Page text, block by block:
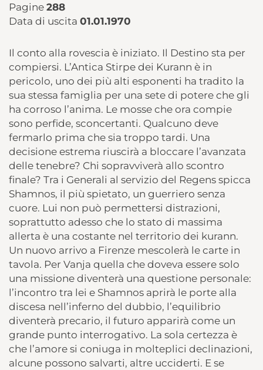
Pagine 288
Data di uscita 01.01.1970
Il conto alla rovescia è iniziato. Il Destino sta per
compiersi. L’Antica Stirpe dei Kurann è in
pericolo, uno dei più alti esponenti ha tradito la
sua stessa famiglia per una sete di potere che gli
ha corroso l’anima. Le mosse che ora compie
sono perfide, sconcertanti. Qualcuno deve
fermarlo prima che sia troppo tardi. Una
decisione estrema riuscirà a bloccare l’avanzata
delle tenebre? Chi sopravviverà allo scontro
finale? Tra i Generali al servizio del Regens spicca
Shamnos, il più spietato, un guerriero senza
cuore. Lui non può permettersi distrazioni,
soprattutto adesso che lo stato di massima
allerta è una costante nel territorio dei kurann.
Un nuovo arrivo a Firenze mescolerà le carte in
tavola. Per Vanja quella che doveva essere solo
una missione diventerà una questione personale:
l’incontro tra lei e Shamnos aprirà le porte alla
discesa nell’inferno del dubbio, l’equilibrio
diventerà precario, il futuro apparirà come un
grande punto interrogativo. La sola certezza è
che l’amore si coniuga in molteplici declinazioni,
alcune possono salvarti, altre ucciderti. E se